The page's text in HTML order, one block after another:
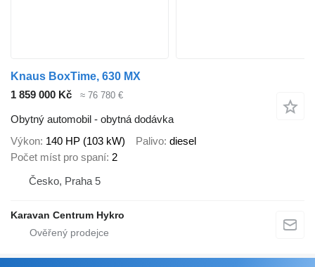
Knaus BoxTime, 630 MX
1 859 000 Kč
≈ 76 780 €
Obytný automobil - obytná dodávka
Výkon 140 HP (103 kW) Palivo diesel
Počet míst pro spaní 2
Česko, Praha 5
Karavan Centrum Hykro